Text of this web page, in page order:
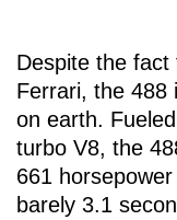
Despite the
Ferrari, the 488
on earth.
turbo V8, the
661
barely 3.1